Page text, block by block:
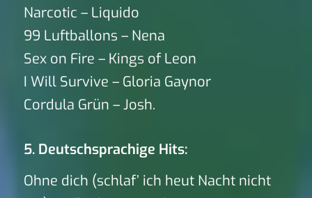
Narcotic – Liquido
99 Luftballons – Nena
Sex on Fire – Kings of Leon
I Will Survive – Gloria Gaynor
Cordula Grün – Josh.
5. Deutschsprachige Hits:
Ohne dich (schlaf’ ich heut Nacht nicht